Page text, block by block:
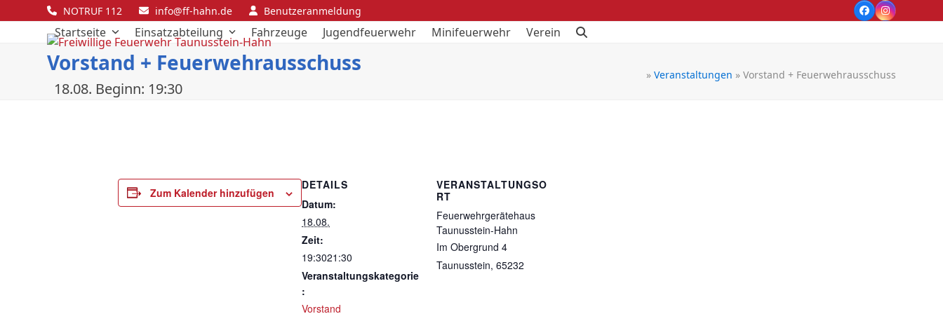
to
NOTRUF 112 info@ff-hahn.de Benutzeranmeldung FacebookInstagram
Startseite Einsatzabteilung Fahrzeuge Jugendfeuerwehr Minifeuerwehr Verein
Vorstand + Feuerwehrausschuss
18.08. Beginn: 19:30
» Veranstaltungen » Vorstand + Feuerwehrausschuss
Zum Kalender hinzufügen
DETAILS
Datum:
18.08.
Zeit:
19:3021:30
Veranstaltungskategorie
:
Vorstand
VERANSTALTUNGSO
RT
Feuerwehrgerätehaus
Taunusstein-Hahn
Im Obergrund 4
Taunusstein, 65232